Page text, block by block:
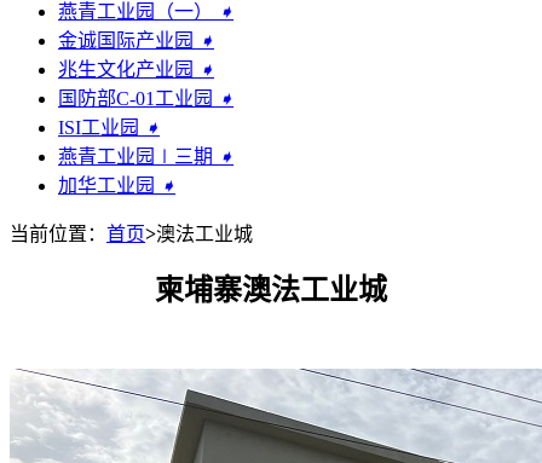
燕青工业园（一）
➧
金诚国际产业园
➧
兆生文化产业园
➧
国防部C-01工业园
➧
ISI工业园
➧
燕青工业园∣三期 ➧
加华工业园
➧
当前位置： 首页>澳法工业城
柬埔寨澳法工业城